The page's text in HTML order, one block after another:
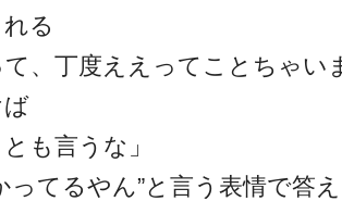
る
て、丁度ええってことちゃい
ば
とも言うな」
ってるやん”と言う表情で答